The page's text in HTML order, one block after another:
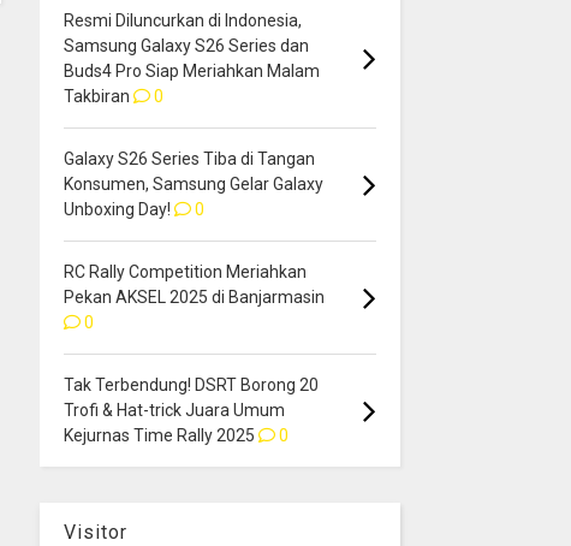
Resmi Diluncurkan di Indonesia,
Samsung Galaxy S26 Series dan
Buds4 Pro Siap Meriahkan Malam
Takbiran
0
Galaxy S26 Series Tiba di Tangan
Konsumen, Samsung Gelar Galaxy
Unboxing Day!
0
RC Rally Competition Meriahkan
Pekan AKSEL 2025 di Banjarmasin
0
Tak Terbendung! DSRT Borong 20
Trofi & Hat-trick Juara Umum
Kejurnas Time Rally 2025
0
Visitor